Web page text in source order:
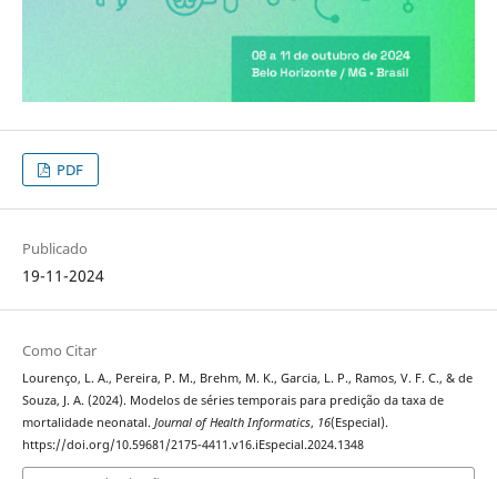
PDF
Publicado
19-11-2024
Como Citar
Lourenço, L. A., Pereira, P. M., Brehm, M. K., Garcia, L. P., Ramos, V. F. C., & de
Souza, J. A. (2024). Modelos de séries temporais para predição da taxa de
mortalidade neonatal. Journal of Health Informatics, 16(Especial).
https://doi.org/10.59681/2175-4411.v16.iEspecial.2024.1348